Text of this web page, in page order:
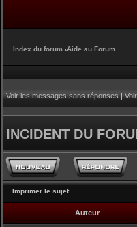
Index du forum ‹Aide au Forum
Voir les messages sans réponses|
INCIDENT DU
Imprimer le sujet
Auteur